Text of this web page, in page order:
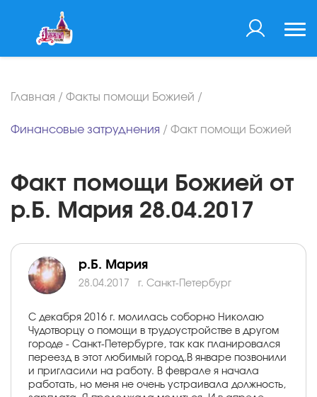
Главная / Факты помощи Божией /
Финансовые затруднения / Факт помощи Божией
Факт помощи Божией от
р.Б. Мария 28.04.2017
р.Б. Мария
28.04.2017 г. Санкт-Петербург
С декабря 2016 г. молилась соборно Николаю
Чудотворцу о помощи в трудоустройстве в другом
городе - Санкт-Петербурге, так как планировался
переезд в этот любимый город.В январе позвонили
и пригласили на работу. В феврале я начала
работать, но меня не очень устраивала должность,